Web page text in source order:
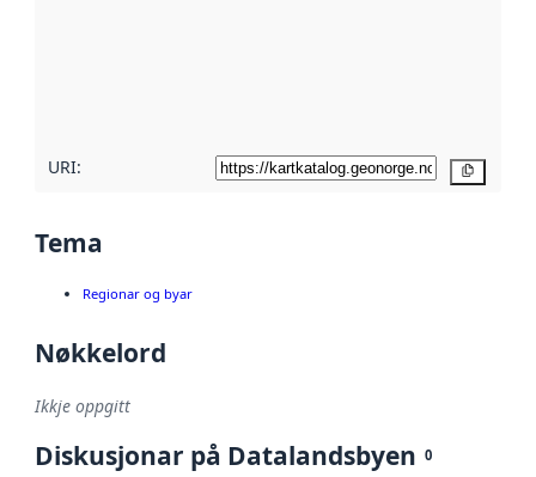
URI:
Tema
Regionar og byar
Nøkkelord
Ikkje oppgitt
Diskusjonar på Datalandsbyen 0